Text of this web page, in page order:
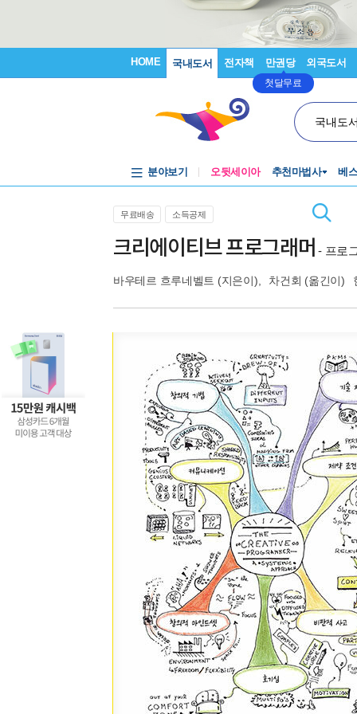
HOME 국내도서 전자책 만권당
첫달무료
외국도서
국내도
분야보기 오뒷세이아 추천마법사 베
무료배송 소득공제
크리에이티브 프로그래머 - 프로
바우테르 흐루네벨트 (지은이), 차건회 (옮긴이)